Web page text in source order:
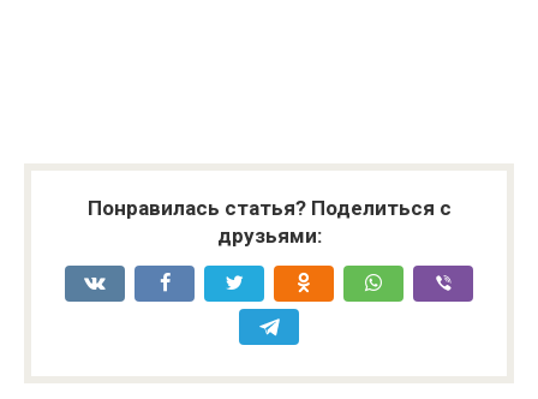
Понравилась статья? Поделиться с
друзьями: